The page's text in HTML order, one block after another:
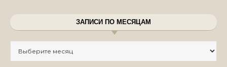
ЗАПИСИ ПО МЕСЯЦАМ